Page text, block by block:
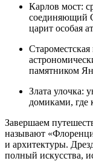
Карлов мост:
соединяющий
царит особая
памятником
Злата улочка:
домиками, где
Завершаем
называют
и архитектуры.
полный искусства,